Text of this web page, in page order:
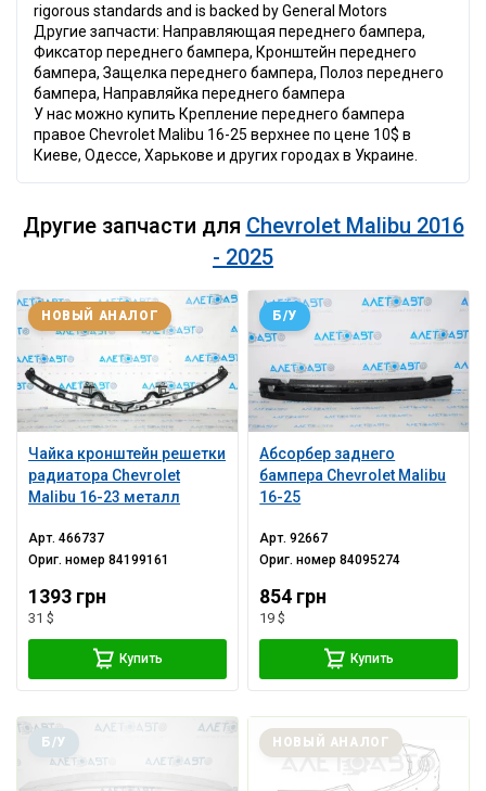
rigorous standards and is backed by General Motors
Другие запчасти: Направляющая переднего бампера,
Фиксатор переднего бампера, Кронштейн переднего
бампера, Защелка переднего бампера, Полоз переднего
бампера, Направляйка переднего бампера
У нас можно купить Крепление переднего бампера
правое Chevrolet Malibu 16-25 верхнее по цене 10$ в
Киеве, Одессе, Харькове и других городах в Украине.
Другие запчасти для Chevrolet Malibu 2016
- 2025
Чайка кронштейн решетки
радиатора Chevrolet
Malibu 16-23 металл
НОВЫЙ АНАЛОГ
Арт.466737
Ориг. номер84199161
1393 грн
31 $
Купить
Абсорбер заднего
бампера Chevrolet Malibu
16-25
Б/У
Арт.92667
Ориг. номер84095274
854 грн
19 $
Купить
Б/У НОВЫЙ АНАЛОГ